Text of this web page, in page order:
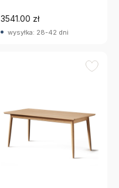
3541.00 zł
wysyłka: 28-42 dni